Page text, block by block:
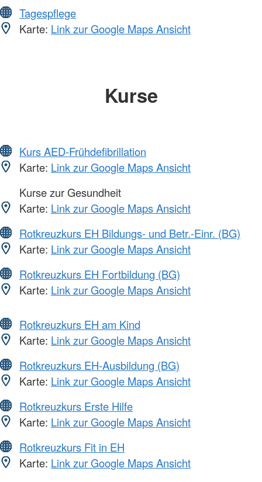
Tagespflege
Karte: Link zur Google Maps Ansicht
Kurse
Kurs AED-Frühdefibrillation
Karte: Link zur Google Maps Ansicht
Kurse zur Gesundheit
Karte: Link zur Google Maps Ansicht
Rotkreuzkurs EH Bildungs- und Betr.-Einr. (BG)
Karte: Link zur Google Maps Ansicht
Rotkreuzkurs EH Fortbildung (BG)
Karte: Link zur Google Maps Ansicht
Rotkreuzkurs EH am Kind
Karte: Link zur Google Maps Ansicht
Rotkreuzkurs EH-Ausbildung (BG)
Karte: Link zur Google Maps Ansicht
Rotkreuzkurs Erste Hilfe
Karte: Link zur Google Maps Ansicht
Rotkreuzkurs Fit in EH
Karte: Link zur Google Maps Ansicht